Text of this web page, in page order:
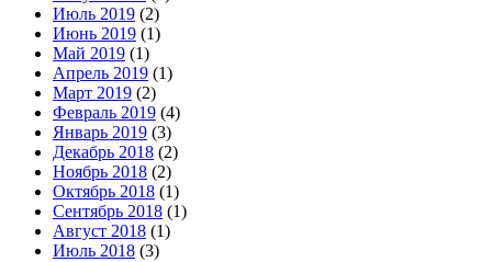
Июль 2019 (2)
Июнь 2019 (1)
Май 2019 (1)
Апрель 2019 (1)
Март 2019 (2)
Февраль 2019 (4)
Январь 2019 (3)
Декабрь 2018 (2)
Ноябрь 2018 (2)
Октябрь 2018 (1)
Сентябрь 2018 (1)
Август 2018 (1)
Июль 2018 (3)